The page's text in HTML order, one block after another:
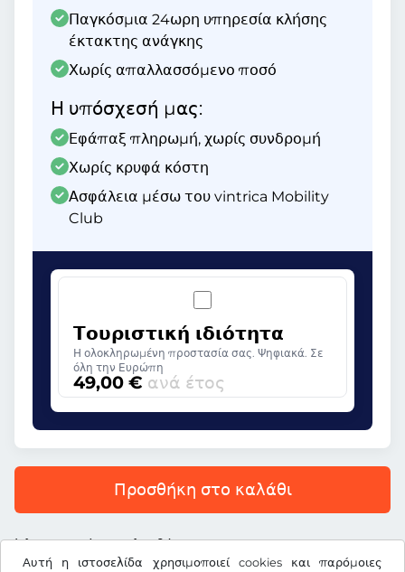
Αυτή η ιστοσελίδα χρησιμοποιεί cookies και παρόμοιες
Παγκόσμια 24ωρη υπηρεσία κλήσης
έκτακτης ανάγκης
Χωρίς απαλλασσόμενο ποσό
Η υπόσχεσή μας:
Εφάπαξ πληρωμή, χωρίς συνδρομή
Χωρίς κρυφά κόστη
Ασφάλεια μέσω του vintrica Mobility
Club
Τουριστική ιδιότητα
Η ολοκληρωμένη προστασία σας. Ψηφιακά. Σε
όλη την Ευρώπη
49,00 € ανά έτος
Προσθήκη στο καλάθι
Όλες οι τιμές περιλαμβάνουν ΦΠΑ.